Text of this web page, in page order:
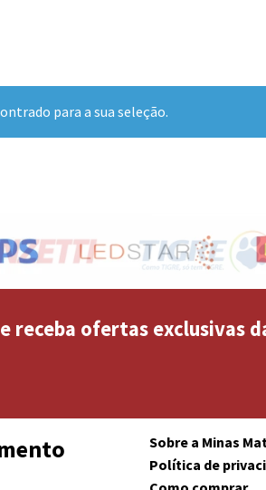
para a sua seleção.
receba ofertas exclusivas
Sobre a Minas
Política de